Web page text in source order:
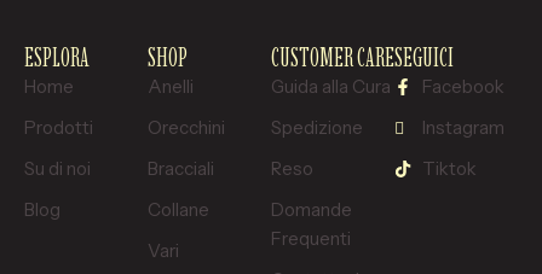
ESPLORA
Home
Prodotti
Su di noi
Blog
SHOP
Anelli
Orecchini
Bracciali
Collane
Vari
CUSTOMER CARE
Guida alla Cura
Spedizione
Reso
Domande
Frequenti
SEGUICI
Facebook
Instagram
Tiktok